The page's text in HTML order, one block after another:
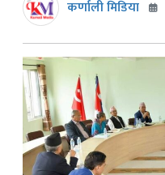
कर्णाली मिडिया